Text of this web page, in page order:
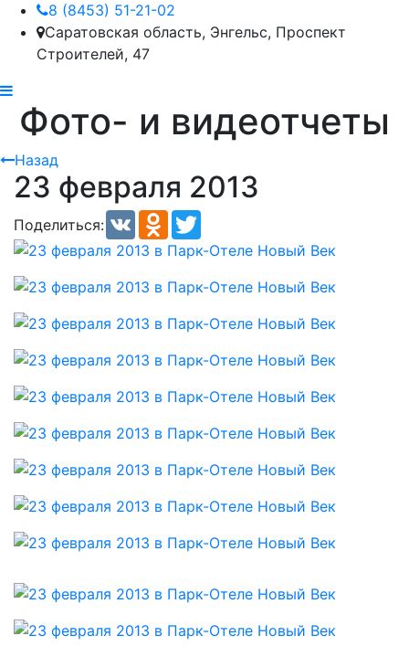
8 (8453) 51-21-02
Саратовская область, Энгельс, Проспект
Строителей, 47
Фото- и видеотчеты
Назад
23 февраля 2013
Поделиться: VK Odnoklassniki